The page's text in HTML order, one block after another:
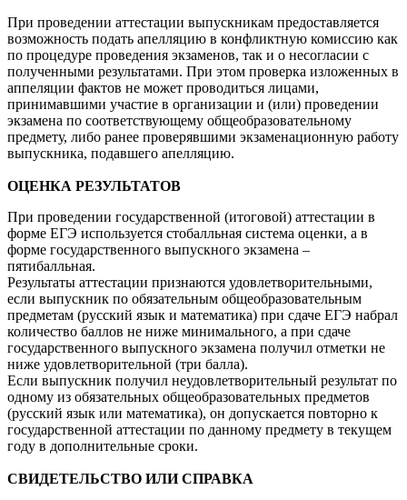
При проведении аттестации выпускникам предоставляется
возможность подать апелляцию в конфликтную комиссию как
по процедуре проведения экзаменов, так и о несогласии с
полученными результатами. При этом проверка изложенных в
аппеляции фактов не может проводиться лицами,
принимавшими участие в организации и (или) проведении
экзамена по соответствующему общеобразовательному
предмету, либо ранее проверявшими экзаменационную работу
выпускника, подавшего апелляцию.
ОЦЕНКА РЕЗУЛЬТАТОВ
При проведении государственной (итоговой) аттестации в
форме ЕГЭ используется стобалльная система оценки, а в
форме государственного выпускного экзамена –
пятибалльная.
Результаты аттестации признаются удовлетворительными,
если выпускник по обязательным общеобразовательным
предметам (русский язык и математика) при сдаче ЕГЭ набрал
количество баллов не ниже минимального, а при сдаче
государственного выпускного экзамена получил отметки не
ниже удовлетворительной (три балла).
Если выпускник получил неудовлетворительный результат по
одному из обязательных общеобразовательных предметов
(русский язык или математика), он допускается повторно к
государственной аттестации по данному предмету в текущем
году в дополнительные сроки.
СВИДЕТЕЛЬСТВО ИЛИ СПРАВКА